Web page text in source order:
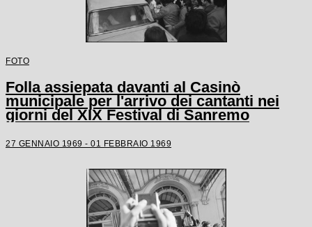
FOTO
Folla assiepata davanti al Casinò
municipale per l'arrivo dei cantanti nei
giorni del XIX Festival di Sanremo
27 GENNAIO 1969 - 01 FEBBRAIO 1969